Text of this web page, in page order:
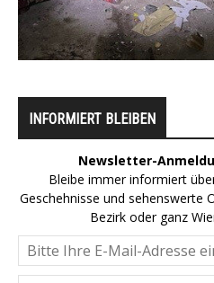
INFORMIERT BLEIBEN
Newsletter-
Bleibe immer informiert
Geschehnisse und sehenswerte
Bezirk oder ganz